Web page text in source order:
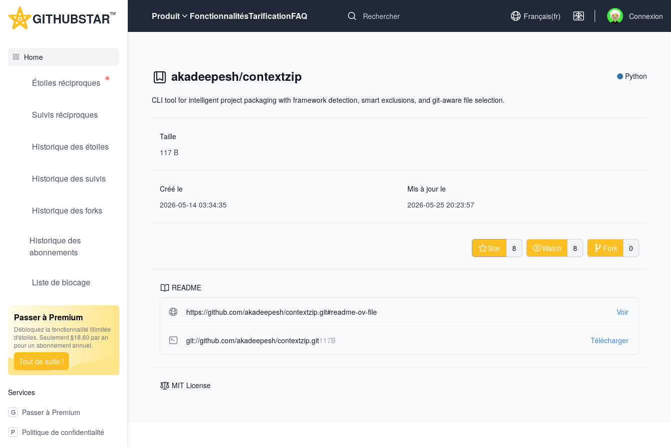
GITHUBSTARTM
Home
Étoiles réciproques
Suivis réciproques
Historique des étoiles
Historique des suivis
Historique des forks
Historique des
abonnements
Liste de blocage
Passer à Premium
Débloquez la fonctionnalité illimitée
d'étoiles. Seulement $18.60 par an
pour un abonnement annuel.
Tout de suite !
Services
G Passer à Premium
P Politique de confidentialité
Produit FonctionnalitésTarificationFAQ
Set language
Français(fr) Open user menu
Connexion
akadeepesh/contextzip Python
CLI tool for intelligent project packaging with framework detection, smart exclusions, and git-aware file selection.
Taille
117 B
Créé le
2026-05-14 03:34:35
Mis à jour le
2026-05-25 20:23:57
Star 8 Watch 8 Fork 0
README
https://github.com/akadeepesh/contextzip.git#readme-ov-file Voir
git://github.com/akadeepesh/contextzip.git117B Télécharger
MIT License